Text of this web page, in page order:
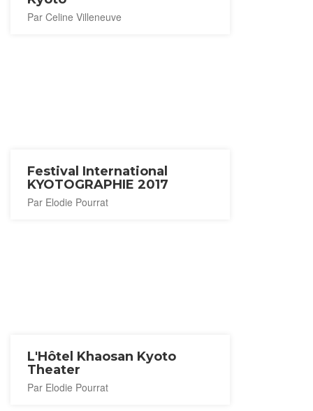
Par Celine Villeneuve
Festival International
KYOTOGRAPHIE 2017
Par Elodie Pourrat
L'Hôtel Khaosan Kyoto
Theater
Par Elodie Pourrat